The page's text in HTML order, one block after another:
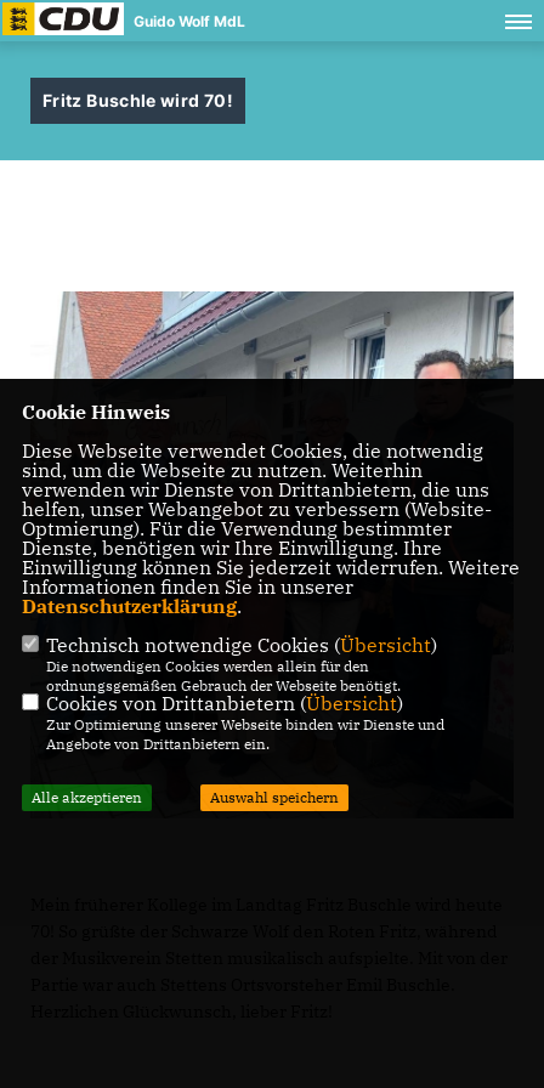
Guido Wolf MdL
Fritz Buschle wird 70!
Cookie Hinweis
Diese Webseite verwendet Cookies, die notwendig
sind, um die Webseite zu nutzen. Weiterhin
verwenden wir Dienste von Drittanbietern, die uns
helfen, unser Webangebot zu verbessern (Website-
Optmierung). Für die Verwendung bestimmter
Dienste, benötigen wir Ihre Einwilligung. Ihre
Einwilligung können Sie jederzeit widerrufen. Weitere
Informationen finden Sie in unserer
Datenschutzerklärung.
Technisch notwendige Cookies (Übersicht)
Die notwendigen Cookies werden allein für den
ordnungsgemäßen Gebrauch der Webseite benötigt.
Cookies von Drittanbietern (Übersicht)
Zur Optimierung unserer Webseite binden wir Dienste und
Angebote von Drittanbietern ein.
Alle akzeptieren Auswahl speichern